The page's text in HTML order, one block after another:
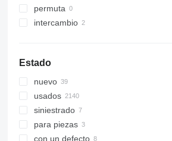
permuta
intercambio
Estado
nuevo
usados
siniestrado
para piezas
con un defecto